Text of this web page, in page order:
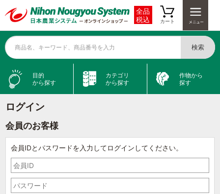
全品
税込
カート
商品名、キーワード、商品番号を入力 検索
目的
から探す
カテゴリ
から探す
作物から
探す
ログイン
会員のお客様
会員IDとパスワードを入力してログインしてください。